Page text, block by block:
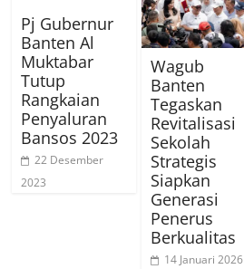
Pj Gubernur
Banten Al
Muktabar
Tutup
Rangkaian
Penyaluran
Bansos 2023
22 Desember
2023
Wagub
Banten
Tegaskan
Revitalisasi
Sekolah
Strategis
Siapkan
Generasi
Penerus
Berkualitas
14 Januari 2026